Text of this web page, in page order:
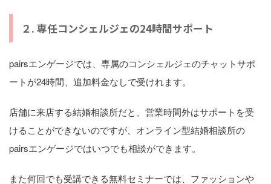
２. 専任コンシェルジェの24時間サポート
pairsエンゲージでは、専属のコンシェルジェのチャットサポ
ートが24時間、追加料金なしで受けれます。
店舗に来店する結婚相談所だと、営業時間外はサポートを受
けることができないのですが、オンライン型結婚相談所の
pairsエンゲージではいつでも相談ができます。
また何回でも受講できる無料セミナーでは、ファッションや